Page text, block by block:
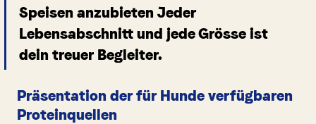
Speisen anzubieten Jeder
Lebensabschnitt und jede Grösse ist
dein treuer Begleiter.
Präsentation der für Hunde verfügbaren
Proteinquellen